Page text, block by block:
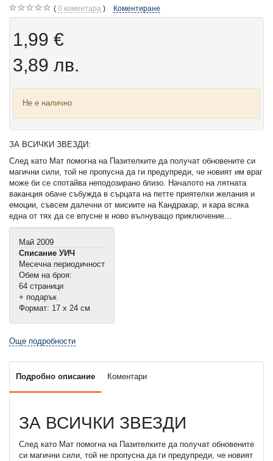
0 коментара Коментиране
1,99 €
3,89 лв.
Не е налично
ЗА ВСИЧКИ ЗВЕЗДИ:
След като Мат помогна на Пазителките да получат обновените си
магични сили, той не пропусна да ги предупреди, че новият им враг
може би се спотайва неподозирано близо. Началото на лятната
ваканция обаче събужда в сърцата на петте приятелки желания и
емоции, съвсем далечни от мисиите на Кандракар, и кара всяка
една от тях да се впусне в ново вълнуващо приключение…
Май 2009
Списание УИЧ
Месечна периодичност
Обем на броя:
64 страници
+ подарък
Формат: 17 х 24 см
Още подробности
Подробно описание Коментари
ЗА ВСИЧКИ ЗВЕЗДИ
След като Мат помогна на Пазителките да получат обновените
си магични сили, той не пропусна да ги предупреди, че новият